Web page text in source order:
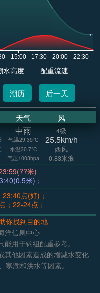
水高度 配重流速
潮历 后一天
天气 风
中雨
气温29.35°C
水温30.7°C
气压1003hpa
4级
25.5km/h
西风
0.83米浪
- 23:59(??米)
- 23:40(0.5米)；
点(好)；
；22-24点；
你找到目的地
洋信息中心
用于钓组配重参考。
其他因素造成的增减水变化
潮和洪水等因素。